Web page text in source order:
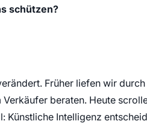
schützen?
Früher liefen wir
beraten. Heute
Künstliche Intelligenz